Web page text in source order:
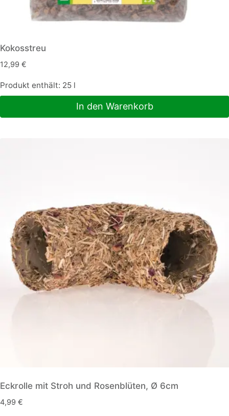
Kokosstreu
12,99 €
Produkt enthält: 25 l
In den Warenkorb
Eckrolle mit Stroh und Rosenblüten, Ø 6cm
4,99 €